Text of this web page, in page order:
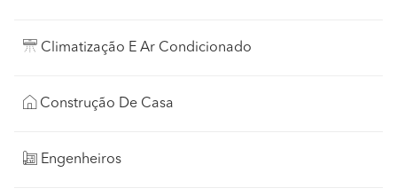
Climatização E Ar Condicionado
Construção De Casa
Engenheiros